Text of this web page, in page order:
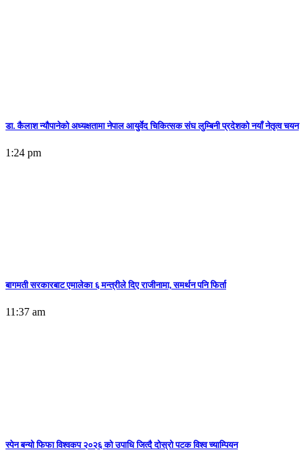
डा. कैलाश न्यौपानेको अध्यक्षतामा नेपाल आयुर्वेद चिकित्सक संघ लुम्बिनी प्रदेशको नयाँ नेतृत्व चयन
1:24 pm
बागमती सरकारबाट एमालेका ६ मन्त्रीले दिए राजीनामा, समर्थन पनि फिर्ता
11:37 am
स्पेन बन्याे फिफा विश्वकप २०२६ को उपाधि जित्दै दोस्रो पटक विश्व च्याम्पियन